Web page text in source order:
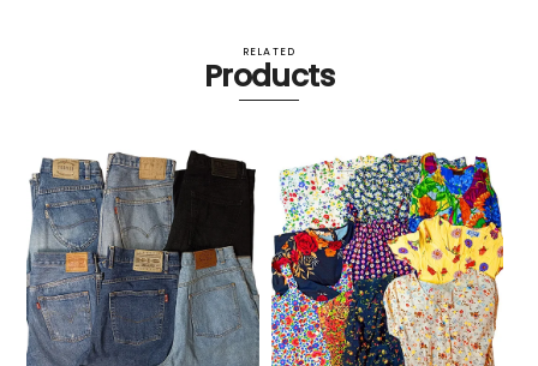
RELATED
Products